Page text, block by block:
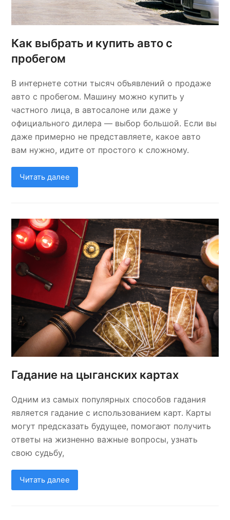
Как выбрать и купить авто с
пробегом
В интернете сотни тысяч объявлений о продаже
авто с пробегом. Машину можно купить у
частного лица, в автосалоне или даже у
официального дилера — выбор большой. Если вы
даже примерно не представляете, какое авто
вам нужно, идите от простого к сложному.
Читать далее
Гадание на цыганских картах
Одним из самых популярных способов гадания
является гадание с использованием карт. Карты
могут предсказать будущее, помогают получить
ответы на жизненно важные вопросы, узнать
свою судьбу,
Читать далее